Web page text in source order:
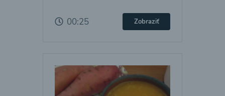
00:25 Zobraziť